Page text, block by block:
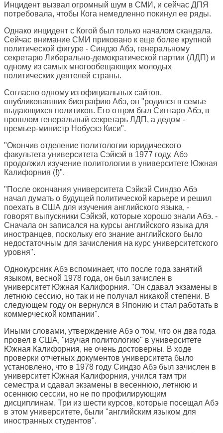
Инцидент вызвал огромный шум в СМИ, и сейчас ДПЯ
потребовала, чтобы Кога немедленно покинул ее ряды.
Однако инцидент с Когой был только началом скандала.
Сейчас внимание СМИ приковано к еще более крупной
политической фигуре - Синдзо Абэ, генеральному
секретарю Либерально-демократической партии (ЛДП) и
одному из самых многообещающих молодых
политических деятелей страны.
Согласно одному из официальных сайтов,
опубликовавших биографию Абэ, он "родился в семье
выдающихся политиков. Его отцом был Синтаро Абэ, в
прошлом генеральный секретарь ЛДП, а дедом -
премьер-министр Нобускэ Киси".
"Окончив отделение политологии юридического
факультета университета Сэйкэй в 1977 году, Абэ
продолжил изучение политологии в университете Южная
Калифорния (!)".
"После окончания университета Сэйкэй Синдзо Абэ
начал думать о будущей политической карьере и решил
поехать в США для изучения английского языка, -
говорят выпускники Сэйкэй, которые хорошо знали Абэ. -
Сначала он записался на курсы английского языка для
иностранцев, поскольку его знание английского было
недостаточным для зачисления на курс университетского
уровня".
Однокурсник Абэ вспоминает, что после года занятий
языком, весной 1978 года, он был зачислен в
университет Южная Калифорния. "Он сдавал экзамены в
летнюю сессию, но так и не получал никакой степени. В
следующем году он вернулся в Японию и стал работать в
коммерческой компании".
Иными словами, утверждение Абэ о том, что он два года
провел в США, "изучая политологию" в университете
Южная Калифорния, не очень достоверны. В ходе
проверки отчетных документов университета было
установлено, что в 1978 году Синдзо Абэ был зачислен в
университет Южная Калифорния, учился там три
семестра и сдавал экзамены в весеннюю, летнюю и
осеннюю сессии, но не по профилирующим
дисциплинам. Три из шести курсов, которые посещал Абэ
в этом университете, были "английским языком для
иностранных студентов".